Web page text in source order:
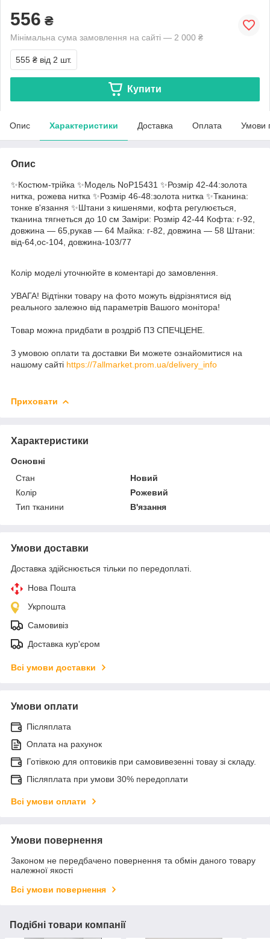
556 ₴
Мінімальна сума замовлення на сайті — 2 000 ₴
555 ₴ від 2 шт.
Купити
Опис Характеристики Доставка Оплата Умови
Опис
✨Костюм-трійка ✨Модель NoР15431 ✨Розмір 42-44:золота
нитка, рожева нитка ✨Розмір 46-48:золота нитка ✨Тканина:
тонке в'язання ✨Штани з кишенями, кофта регулюється,
тканина тягнеться до 10 см Заміри: Розмір 42-44 Кофта: г-92,
довжина — 65,рукав — 64 Майка: г-82, довжина — 58 Штани:
від-64,ос-104, довжина-103/77
Колір моделі уточнюйте в коментарі до замовлення.
УВАГА! Відтінки товару на фото можуть відрізнятися від
реального залежно від параметрів Вашого монітора!
Товар можна придбати в роздріб ПЗ СПЕЧЦЕНЕ.
З умовою оплати та доставки Ви можете ознайомитися на
нашому сайті https://7allmarket.prom.ua/delivery_info
Приховати
Характеристики
Основні
Стан
Новий
Колір
Рожевий
Тип тканини
В'язання
Умови доставки
Доставка здійснюється тільки по передоплаті.
Нова Пошта
Укрпошта
Самовивіз
Доставка кур'єром
Всі умови доставки
Умови оплати
Післяплата
Оплата на рахунок
Готівкою для оптовиків при самовивезенні товау зі складу.
Післяплата при умови 30% передоплати
Всі умови оплати
Умови повернення
Законом не передбачено повернення та обмін даного товару
належної якості
Всі умови повернення
Подібні товари компанії